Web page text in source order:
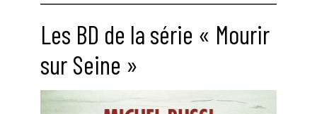
Les BD de la série « Mourir
sur Seine »